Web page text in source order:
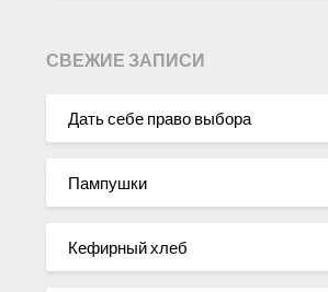
СВЕЖИЕ ЗАПИСИ
Дать себе право выбора
Пампушки
Кефирный хлеб